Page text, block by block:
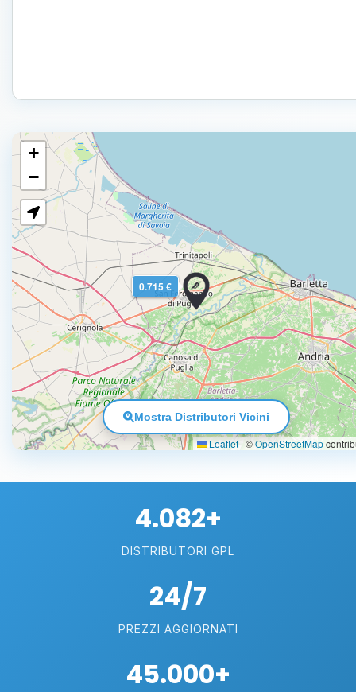
0.715 €
+
−
Leaflet | ©OpenStreetMap
Mostra Distributori Vicini
4.082+
DISTRIBUTORI GPL
24/7
PREZZI AGGIORNATI
45.000+